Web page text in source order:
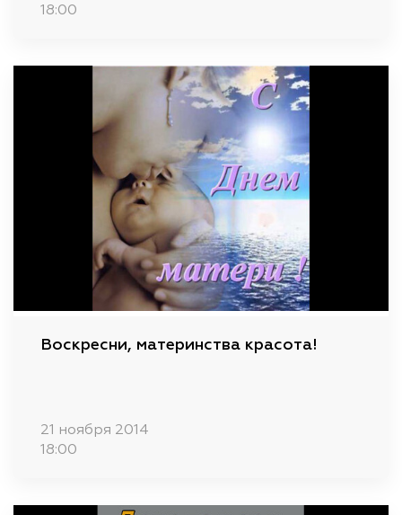
18:00
Воскресни, материнства красота!
21 ноября 2014
18:00